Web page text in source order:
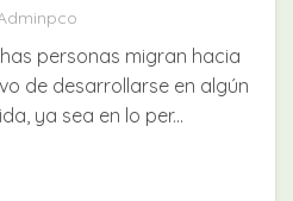
personas migran hacia
de desarrollarse en algún
ya sea en lo per...